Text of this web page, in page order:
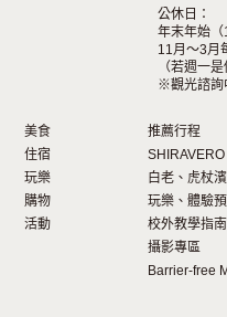
公休日：
年末年始（
11月～3月
（若週一
※觀光諮詢
美食
住宿
玩樂
購物
活動
推薦行程
SHIRAVERO
白老、虎杖
玩樂、體驗
校外教學指南
攝影專區
Barrier-free